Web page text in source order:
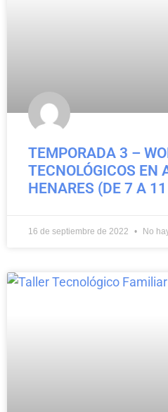
TEMPORADA 3 –
TECNOLÓGICOS EN
HENARES (DE 7 A
16 de septiembre de 2022 No